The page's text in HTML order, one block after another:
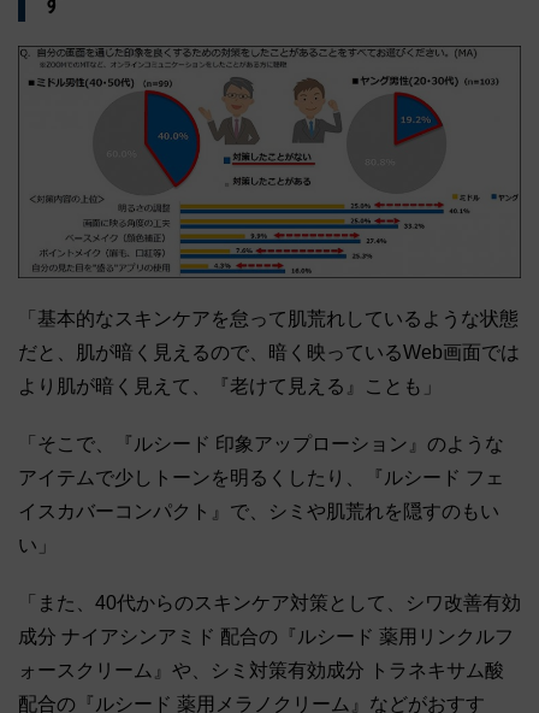
「基本的なスキンケアを怠って肌荒れしているような状態
だと、肌が暗く見えるので、暗く映っているWeb画面では
より肌が暗く見えて、『老けて見える』ことも」
「そこで、『ルシード 印象アップローション』のような
アイテムで少しトーンを明るくしたり、『ルシード フェ
イスカバーコンパクト』で、シミや肌荒れを隠すのもい
い」
「また、40代からのスキンケア対策として、シワ改善有効
成分 ナイアシンアミド 配合の『ルシード 薬用リンクルフ
ォースクリーム』や、シミ対策有効成分 トラネキサム酸
配合の『ルシード 薬用メラノクリーム』などがおすす